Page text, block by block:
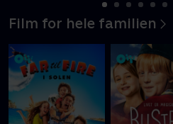
Ni kreative børn kæmper om at
slikbygger
Mere info
Film for hele familien